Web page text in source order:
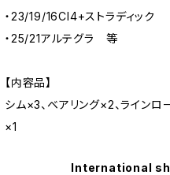
・23/19/16CI4+ストラディック
・25/21アルテグラ 等
【内容品】
シム×3、ベアリング×2、ラインロ
×1
International